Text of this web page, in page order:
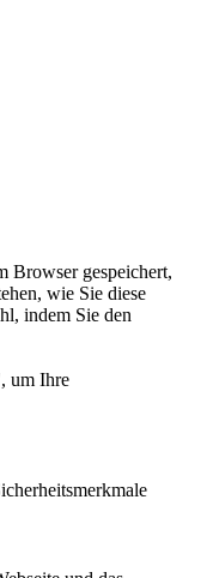
Browser gespeichert,
wie Sie diese
indem Sie den
um Ihre